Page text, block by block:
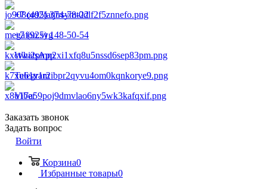
+7 (495) 374-78-22
+7 (925) 148-50-54
WhatsApp
Telegram
Viber
Заказать звонок
Задать вопрос
Войти
Корзина0
Избранные товары0